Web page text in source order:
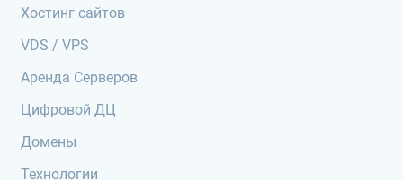
Хостинг сайтов
VDS / VPS
Аренда Серверов
Цифровой ДЦ
Домены
Технологии